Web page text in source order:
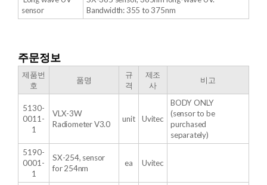
sensor
Bandwidth: 355 to 375nm
주문정보
​제품번
호
품명
규
격
제조
사
비고
5130-
0011-
1
VLX-3W
Radiometer V3.0
unit Uvitec
BODY ONLY
(sensor to be
purchased
separately)
5190-
0001-
1
SX-254, sensor
for 254nm
ea Uvitec